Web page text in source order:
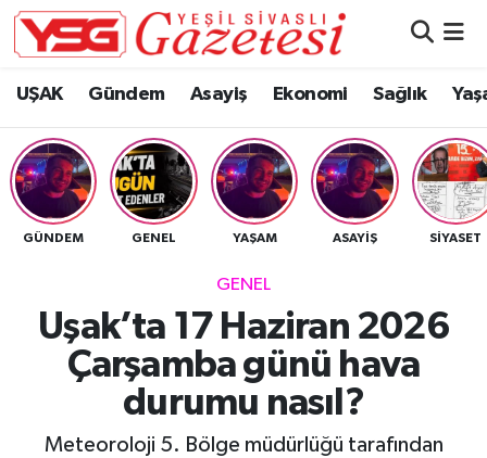
UŞAK Gündem Asayiş Ekonomi Sağlık
GÜNDEM GENEL YAŞAM ASAYIŞ SIYASET
GENEL
Uşak’ta 17 Haziran 2026
Çarşamba günü hava
durumu nasıl?
Meteoroloji 5. Bölge müdürlüğü tarafından
Hava Durumu
Namaz Vakitleri
Trafik Durumu
Tüm Manşetler
Son Dakika Haberleri